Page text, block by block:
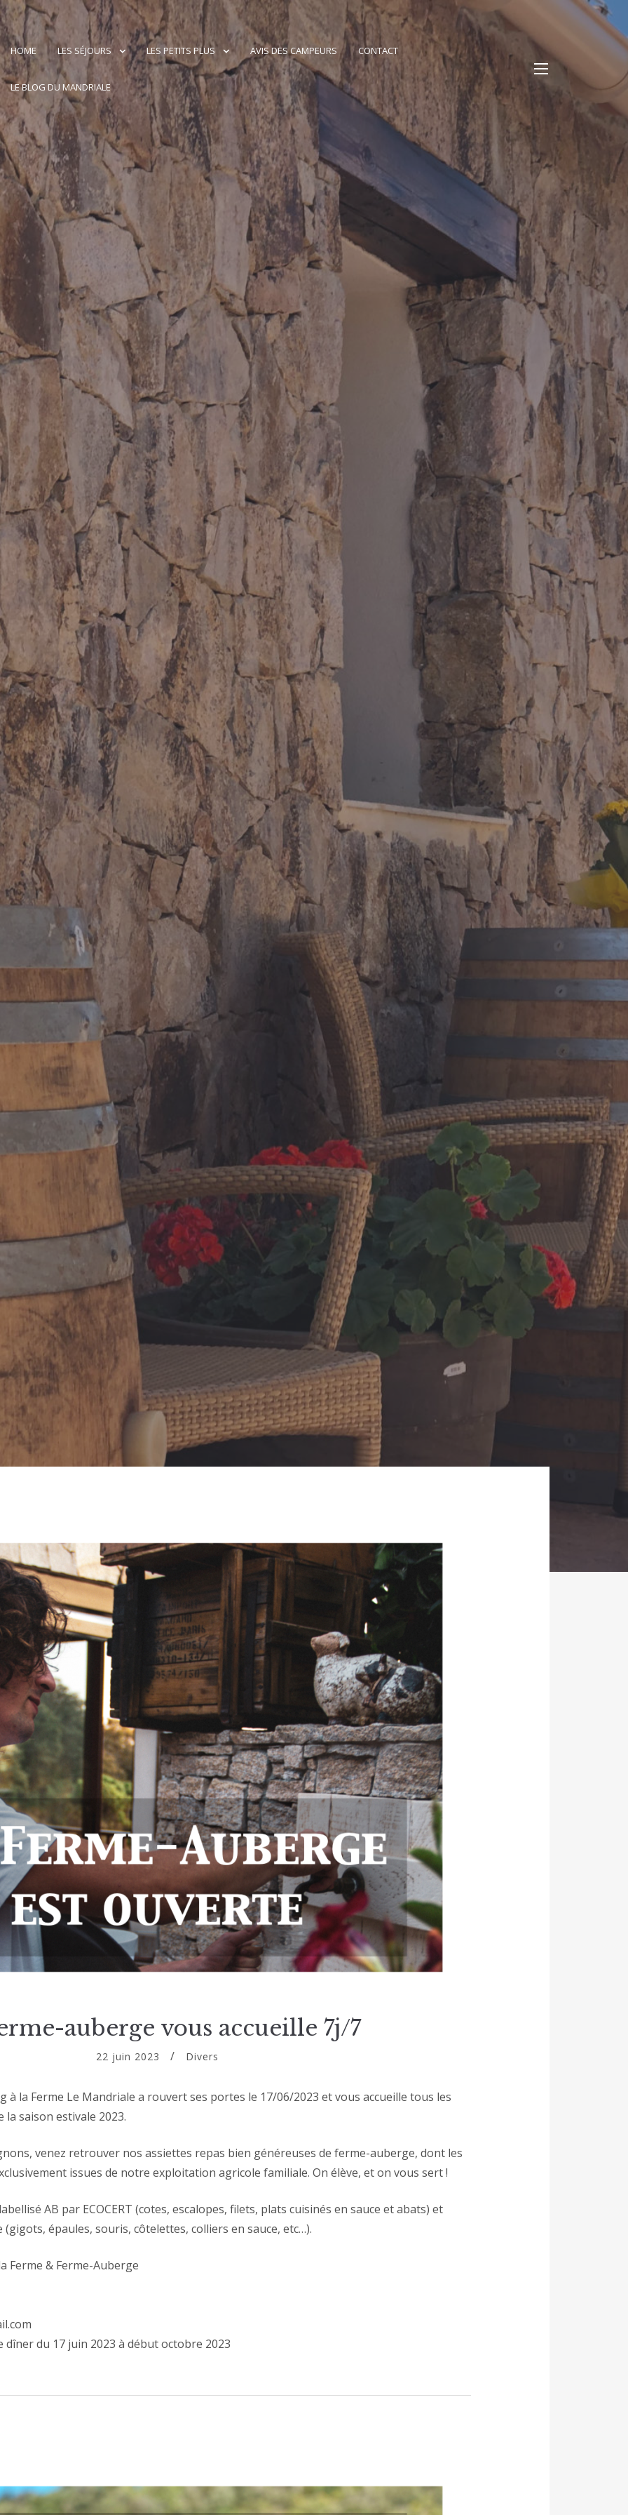
HOME LES SÉJOURS LES PETITS PLUS AVIS DES CAMPEURS CONTACT
LE BLOG DU MANDRIALE
auberge vous accueille 7j/7
22 juin 2023 Divers
à la Ferme Le Mandriale a rouvert ses portes le 17/06/2023 et vous accueille tous les
saison estivale 2023.
venez retrouver nos assiettes repas bien généreuses de ferme-auberge, dont les
issues de notre exploitation agricole familiale. On élève, et on vous sert !
AB par ECOCERT (cotes, escalopes, filets, plats cuisinés en sauce et abats) et
épaules, souris, côtelettes, colliers en sauce, etc…).
Ferme & Ferme-Auberge
du 17 juin 2023 à début octobre 2023